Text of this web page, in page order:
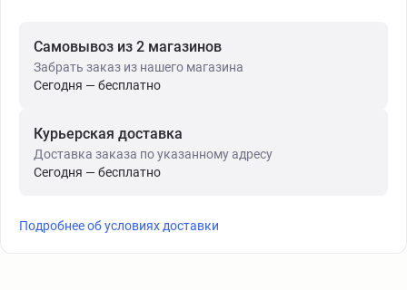
Самовывоз из 2 магазинов
Забрать заказ из нашего магазина
Сегодня — бесплатно
Курьерская доставка
Доставка заказа по указанному адресу
Сегодня — бесплатно
Подробнее об условиях доставки